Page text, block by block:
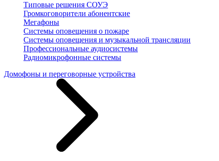
Типовые решения СОУЭ
Громкоговорители абонентские
Мегафоны
Системы оповещения о пожаре
Системы оповещения и музыкальной трансляции
Профессиональные аудиосистемы
Радиомикрофонные системы
Домофоны и переговорные устройства